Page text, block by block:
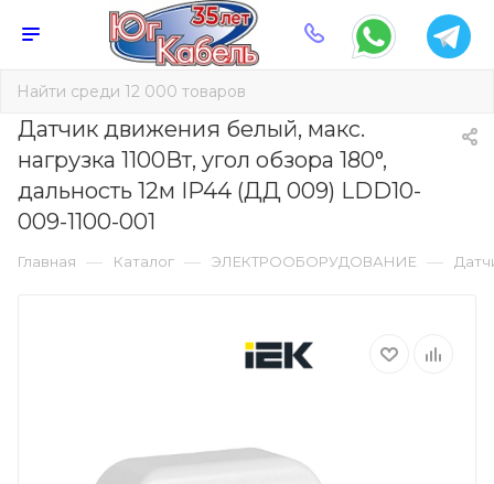
Датчик движения белый, макс.
нагрузка 1100Вт, угол обзора 180°,
дальность 12м IP44 (ДД 009) LDD10-
009-1100-001
Главная — Каталог — ЭЛЕКТРООБОРУДОВАНИЕ —